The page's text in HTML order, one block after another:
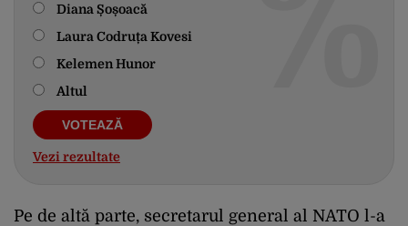
Diana Șoșoacă
Laura Codruța Kovesi
Kelemen Hunor
Altul
Vezi rezultate
Pe de altă parte, secretarul general al NATO l-a